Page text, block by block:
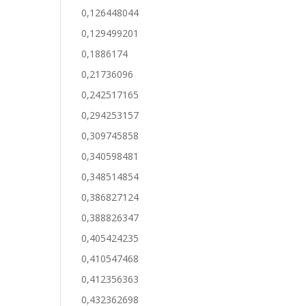
0,126448044
0,129499201
0,1886174
0,21736096
0,242517165
0,294253157
0,309745858
0,340598481
0,348514854
0,386827124
0,388826347
0,405424235
0,410547468
0,412356363
0,432362698